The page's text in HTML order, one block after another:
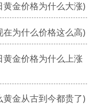
金价格为什么大涨)
为什么价格这么高)
金价格为什么上涨
金从古到今都贵了)